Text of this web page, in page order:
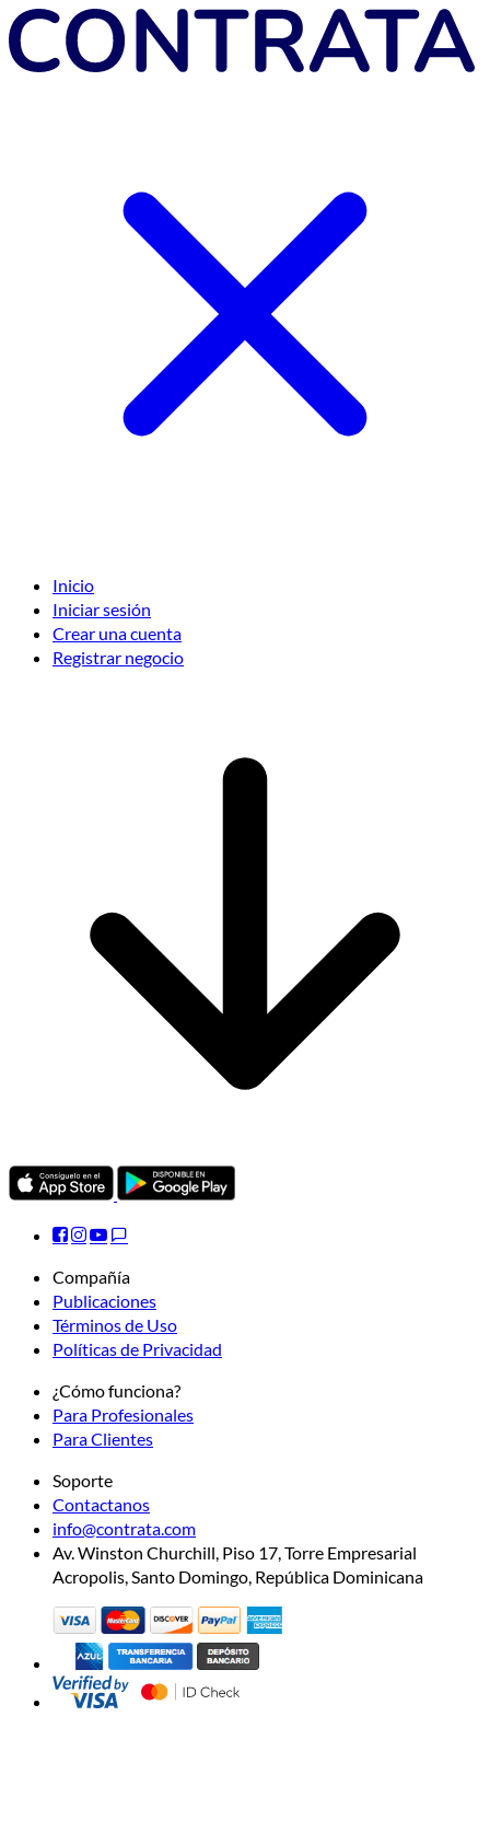
Inicio
Iniciar sesión
Crear una cuenta
Registrar negocio
Compañía
Publicaciones
Términos de Uso
Políticas de Privacidad
¿Cómo funciona?
Para Profesionales
Para Clientes
Soporte
Contactanos
info@contrata.com
Av. Winston Churchill, Piso 17, Torre Empresarial
Acropolis, Santo Domingo, República Dominicana